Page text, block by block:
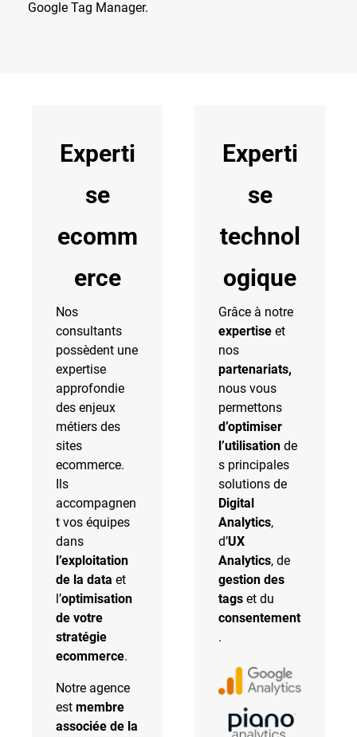
Google Tag Manager.
Experti
se
ecomm
erce
Nos
consultants
possèdent une
expertise
approfondie
des enjeux
métiers des
sites
ecommerce.
Ils
accompagnen
t vos équipes
dans
l’exploitation
de la data et
l’optimisation
de votre
stratégie
ecommerce.
Notre agence
est membre
associée de la
Experti
se
technol
ogique
Grâce à notre
expertise et
nos
partenariats,
nous vous
permettons
d’optimiser
l’utilisation de
s principales
solutions de
Digital
Analytics,
d’UX
Analytics, de
gestion des
tags et du
consentement
.